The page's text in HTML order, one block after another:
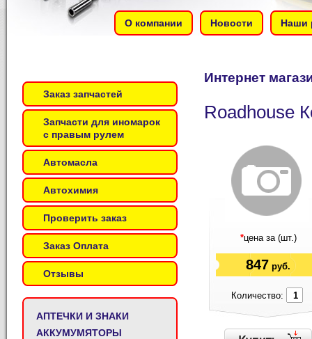
О компании Новости Наши
Заказ запчастей
Запчасти для иномарок
с правым рулем
Автомасла
Автохимия
Проверить заказ
Заказ Оплата
Отзывы
АПТЕЧКИ И ЗНАКИ
АККУМУМЯТОРЫ
Интернет
Roadhouse
*цена за (шт.)
847 руб.
Количество: